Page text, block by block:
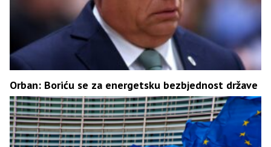
Orban: Boriću se za energetsku bezbjednost države